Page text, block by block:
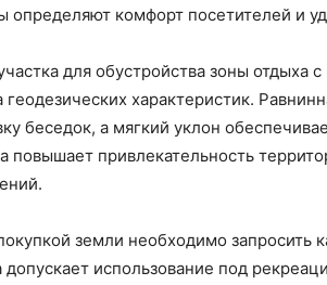
определяют комфорт посетителей и
для обустройства зоны отдыха
геодезических характеристик.
беседок, а мягкий уклон
повышает привлекательность
земли необходимо запросить
допускает использование под